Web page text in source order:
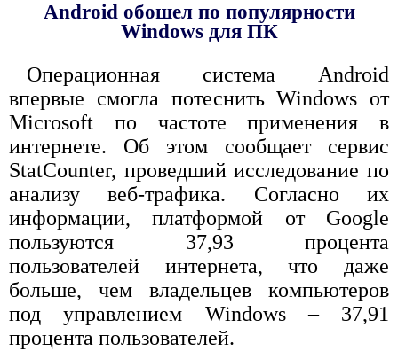
Android обошел по популярности
Windows для ПК
Операционная система Android
впервые смогла потеснить Windows от
Microsoft по частоте применения в
интернете. Об этом сообщает сервис
StatCounter, проведший исследование по
анализу веб-трафика. Согласно их
информации, платформой от Google
пользуются 37,93 процента
пользователей интернета, что даже
больше, чем владельцев компьютеров
под управлением Windows – 37,91
процента пользователей.